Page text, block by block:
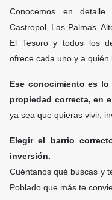
Conocemos en
Castropol, Las Palmas,
El Tesoro y todos los
ofrece cada uno y a quién
Ese conocimiento es
propiedad correcta, en
ya sea que quieras vivir,
Elegir el barrio
inversión.
Cuéntanos qué buscas y
Poblado que más te